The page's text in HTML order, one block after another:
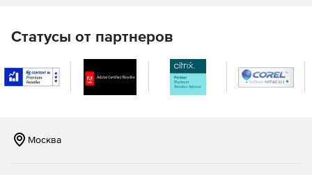
Статусы от партнеров
Москва